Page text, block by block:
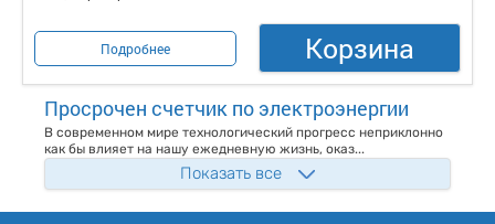
Подробнее Корзина
Просрочен счетчик по электроэнергии
В современном мире технологический прогресс неприклонно
как бы влияет на нашу ежедневную жизнь, оказ...
Показать все